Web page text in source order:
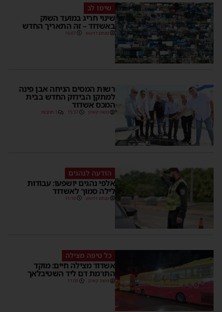
שימו לב
שינוי חריג במועד השוק
באשדוד – זה התאריך החדש
מנחם דויטש 16:07
רשות המסים הניחה אבן פינה
למתקן הבידוק החדש בבית
המכס אשדוד
משה קאהן 15:37 1 תגובות
הודעה לנהגים
אלפי נהגים יושפעו: עבודות
לילה סמוך לאשדוד
מנחם דויטש 11:10
כל טיפה מצילה
אשדוד מצילה חיים: מוקד
התרמת דם ליד השטיבלאך
משה קאהן 11:05